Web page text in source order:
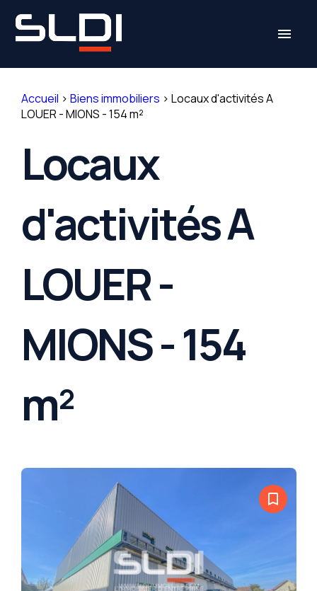
menu
Accueil > Biens immobiliers > Locaux d'activités A
LOUER - MIONS - 154 m²
Locaux
d'activités A
LOUER -
MIONS - 154
m²
bookmark_border